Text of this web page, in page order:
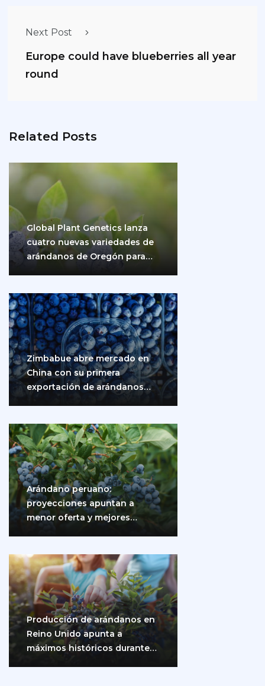
Next Post
Europe could have blueberries all year
round
Related Posts
Global Plant Genetics lanza
cuatro nuevas variedades de
arándanos de Oregón para
Zimbabue abre mercado en
China con su primera
exportación de arándanos
Arándano peruano:
proyecciones apuntan a
menor oferta y mejores
Producción de arándanos en
Reino Unido apunta a
máximos históricos durante